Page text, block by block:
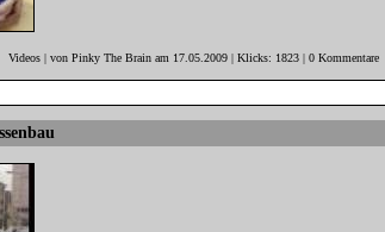
Videos | von Pinky The Brain am 17.05.2009 | Klicks: 1823 | 0 Kommentare